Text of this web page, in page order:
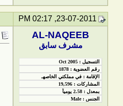
AL-NAQEEB
مشرف سابق